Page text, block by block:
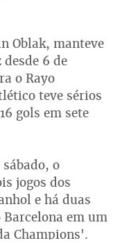
Oblak, manteve
6 de
o Rayo
teve sérios
gols em sete
o
jogos dos
e há duas
Barcelona em um
Champions'.